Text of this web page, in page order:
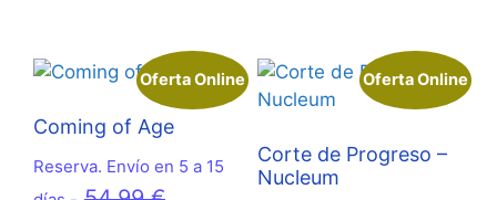
Oferta Online
Coming of Age
Reserva. Envío en 5 a 15
Oferta Online
Corte de Progreso –
Nucleum